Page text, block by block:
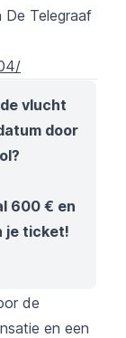
De Telegraaf
vlucht
door
600 € en
je ticket!
de
en een